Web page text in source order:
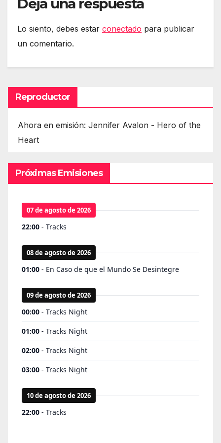
Deja una respuesta
Lo siento, debes estar conectado para publicar
un comentario.
Reproductor
Ahora en emisión: Jennifer Avalon - Hero of the
Heart
Próximas Emisiones